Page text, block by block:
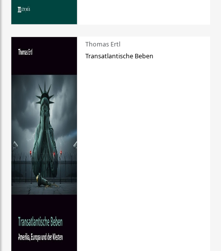
Thomas Ertl
Transatlantische Beben